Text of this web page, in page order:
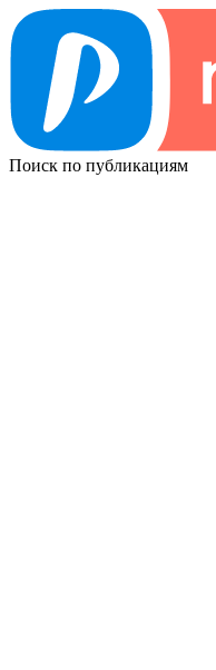
Поиск по публикациям